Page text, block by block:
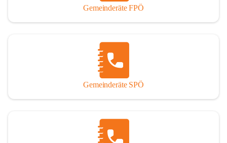
Gemeinderäte FPÖ
Gemeinderäte SPÖ